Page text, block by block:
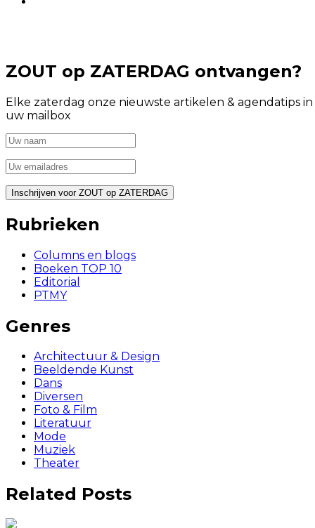
ZOUT op ZATERDAG ontvangen?
Elke zaterdag onze nieuwste artikelen & agendatips in
uw mailbox
Rubrieken
Columns en blogs
Boeken TOP 10
Editorial
PTMY
Genres
Architectuur & Design
Beeldende Kunst
Dans
Diversen
Foto & Film
Literatuur
Mode
Muziek
Theater
Related Posts